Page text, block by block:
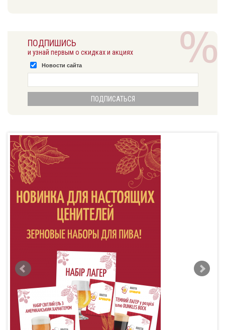
ПОДПИШИСЬ
и узнай первым о скидках и акциях
Новости сайта